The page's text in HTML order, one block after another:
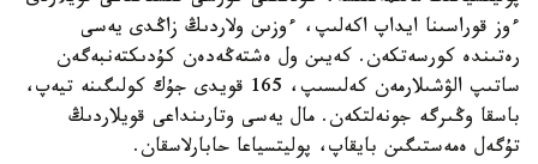
ءوز قوراسىنا ايداپ اكەلىپ، ءوزىن ولاردىڭ زاڭدى يەسى
رەتىندە كورسەتكەن. كەيىن ول ەشتەڭەدەن كۇدىكتەنبەگەن
ساتىپ الۋشىلارمەن كەلىسىپ، 165 قويدى جۇك كولىگىنە تيەپ،
باسقا وڭىرگە جونەلتكەن. مال يەسى وتارىنداعى قويلاردىڭ
تۇگەل ەمەستىگىن بايقاپ، پوليتسياعا حابارلاسقان.